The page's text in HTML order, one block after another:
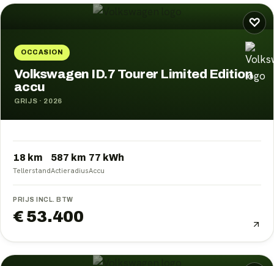
♡
OCCASION
Volkswagen ID.7 Tourer Limited Edition
accu
GRIJS · 2026
18 km
Tellerstand
587 km
Actieradius
77 kWh
Accu
PRIJS INCL. BTW
€ 53.400